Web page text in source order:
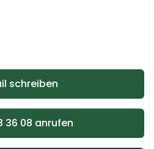
schreiben
0676 618 36 08 anrufen